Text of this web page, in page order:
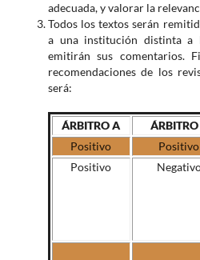
adecuada, y valorar la
Todos los textos serán
a una institución distinta a
emitirán sus comentarios.
recomendaciones de los
será:
ÁRBITRO A
Positivo
Positivo
Positivo